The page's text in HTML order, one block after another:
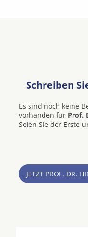
Schreiben
Es sind noch keine
vorhanden für Prof.
Seien Sie der Erste
JETZT PROF. DR.